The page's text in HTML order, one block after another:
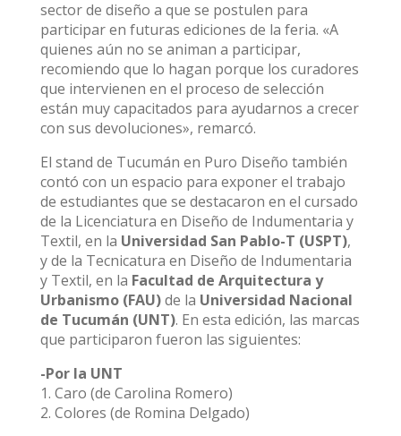
sector de diseño a que se postulen para
participar en futuras ediciones de la feria. «A
quienes aún no se animan a participar,
recomiendo que lo hagan porque los curadores
que intervienen en el proceso de selección
están muy capacitados para ayudarnos a crecer
con sus devoluciones», remarcó.
El stand de Tucumán en Puro Diseño también
contó con un espacio para exponer el trabajo
de estudiantes que se destacaron en el cursado
de la Licenciatura en Diseño de Indumentaria y
Textil, en la Universidad San Pablo-T (USPT),
y de la Tecnicatura en Diseño de Indumentaria
y Textil, en la Facultad de Arquitectura y
Urbanismo (FAU)de la Universidad Nacional
de Tucumán (UNT). En esta edición, las marcas
que participaron fueron las siguientes:
-Por la UNT
1. Caro (de Carolina Romero)
2. Colores (de Romina Delgado)